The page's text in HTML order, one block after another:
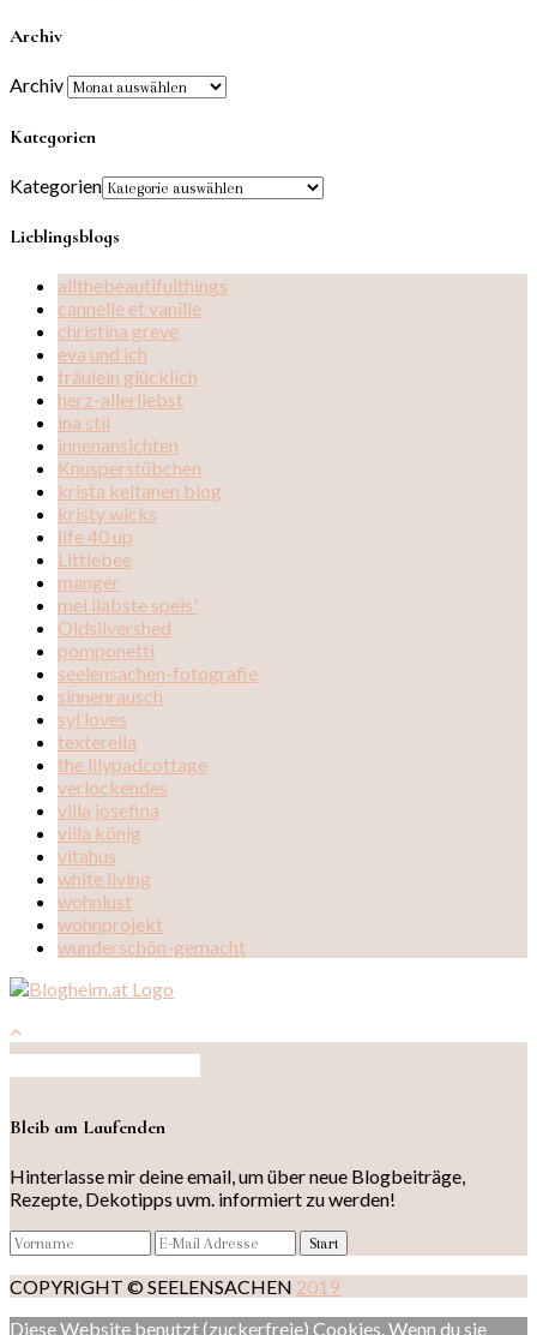
Archiv
Archiv
Kategorien
Kategorien
Lieblingsblogs
allthebeautifulthings
cannelle et vanille
christina greve
eva und ich
fräulein glücklich
herz-allerliebst
ina stil
innenansichten
Knusperstübchen
krista keltanen blog
kristy wicks
life 40 up
Littlebee
manger
mei liabste speis'
Oldsilvershed
pomponetti
seelensachen-fotografie
sinnenrausch
syl loves
texterella
the lilypadcottage
verlockendes
villa josefina
villa könig
vitahus
white living
wohnlust
wohnprojekt
wunderschön-gemacht
Bleib am Laufenden
Hinterlasse mir deine email, um über neue Blogbeiträge,
Rezepte, Dekotipps uvm. informiert zu werden!
COPYRIGHT © SEELENSACHEN 2019
Diese Website benutzt (zuckerfreie) Cookies. Wenn du sie